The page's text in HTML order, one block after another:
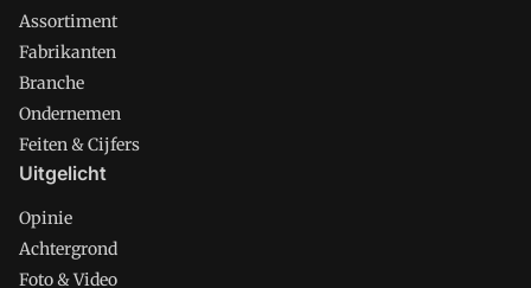
Assortiment
Fabrikanten
Branche
Ondernemen
Feiten & Cijfers
Uitgelicht
Opinie
Achtergrond
Foto & Video